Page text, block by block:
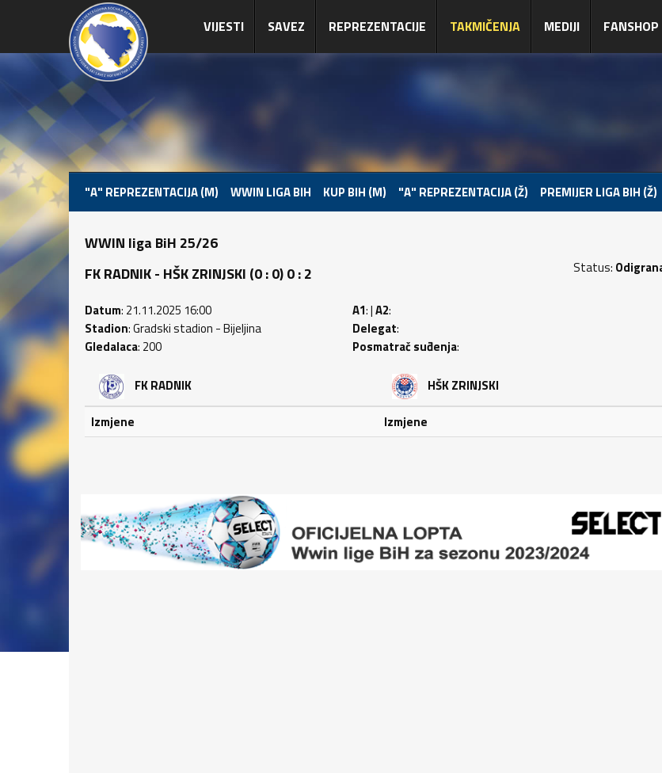
VIJESTI SAVEZ REPREZENTACIJE TAKMIČENJA MEDIJI FANSHOP
"A" REPREZENTACIJA (M) WWIN LIGA BIH KUP BIH (M) "A" REPREZENTACIJA (Ž) PREMIJER LIGA BIH (Ž)
WWIN liga BiH 25/26
FK RADNIK - HŠK ZRINJSKI (0 : 0) 0 : 2
Status:
Datum: 21.11.2025 16:00
Stadion: Gradski stadion - Bijeljina
Gledalaca: 200
A1: |A2:
Delegat:
Posmatrač suđenja:
FK RADNIK
Izmjene
HŠK ZRINJSKI
Izmjene